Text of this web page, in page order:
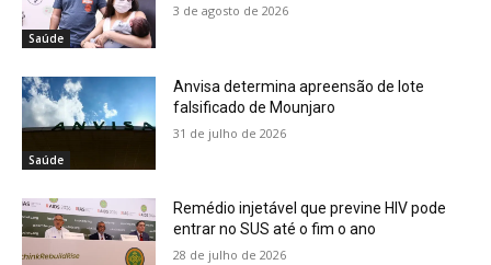
Saúde
3 de agosto de 2026
Saúde
Anvisa determina apreensão de lote
falsificado de Mounjaro
31 de julho de 2026
Remédio injetável que previne HIV pode
entrar no SUS até o fim o ano
28 de julho de 2026